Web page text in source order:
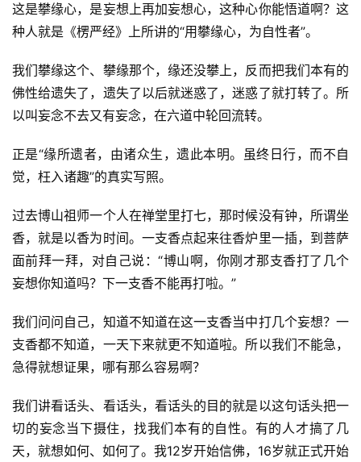
讯
八
点
音
高
访
谈
这是攀缘心，是妄想上再加妄想心，这种心你能悟道啊？这
种人就是《楞严经》上所讲的“用攀缘心，为自性者”。
我们攀缘这个、攀缘那个，缘还没攀上，反而把我们本有的
佛性给遗失了，遗失了以后就迷惑了，迷惑了就打转了。所
以叫妄念不去又有妄念，在六道中轮回流转。
正是“缘所遗者，由诸众生，遗此本明。虽终日行，而不自
觉，枉入诸趣”的真实写照。
过去博山祖师一个人在禅堂里打七，那时候没有钟，所谓坐
香，就是以香为时间。一支香点起来往香炉里一插，到菩萨
面前拜一拜，对自己说：“博山啊，你刚才那支香打了几个
妄想你知道吗？下一支香不能再打啦。”
我们问问自己，知道不知道在这一支香当中打几个妄想？一
支香都不知道，一天下来就更不知道啦。所以我们不能急，
急得就想证果，哪有那么容易啊？
我们讲看话头、看话头，看话头的目的就是以这句话头把一
切的妄念当下摄住，找我们本有的自性。有的人才搞了几
天，就想如何、如何了。我12岁开始信佛，16岁就正式开始